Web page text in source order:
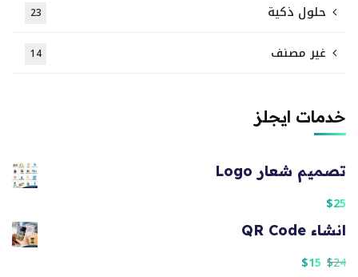
حلول ذكية 23
غير مصنف 14
خدمات ايجلز
تصميم شعار Logo
$25
انشاء QR Code
$24
$15